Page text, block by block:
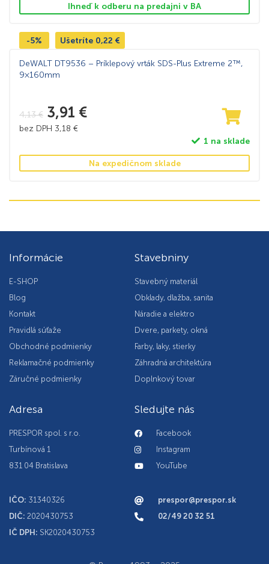
Ihneď k odberu na predajni v BA
-5% Ušetríte 0,22 €
DeWALT DT9536 – Príklepový vrták SDS-Plus Extreme 2™,
9×160mm
4,13€ 3,91 €
bez DPH 3,18 €
1 na sklade
Na expedičnom sklade
Informácie
E-SHOP
Blog
Kontakt
Pravidlá súťaže
Obchodné podmienky
Reklamačné podmienky
Záručné podmienky
Stavebniny
Stavebný materiál
Obklady, dlažba, sanita
Náradie a elektro
Dvere, parkety, okná
Farby, laky, stierky
Záhradná architektúra
Doplnkový tovar
Adresa
PRESPOR spol. s r.o.
Turbínová 1
831 04 Bratislava
IČO: 31340326
DIČ: 2020430753
IČ DPH: SK2020430753
Sledujte nás
Facebook
Instagram
YouTube
prespor@prespor.sk
02/49 20 32 51